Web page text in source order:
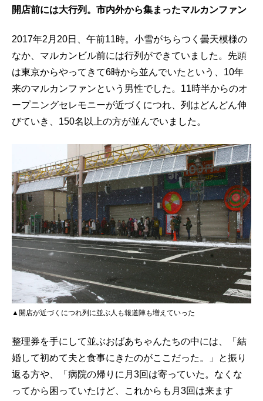
開店前には大行列。市内外から集まったマルカンファン
2017年2月20日、午前11時。小雪がちらつく曇天模様の
なか、マルカンビル前には行列ができていました。先頭
は東京からやってきて6時から並んでいたという、10年
来のマルカンファンという男性でした。11時半からのオ
ープニングセレモニーが近づくにつれ、列はどんどん伸
びていき、150名以上の方が並んでいました。
▲開店が近づくにつれ列に並ぶ人も報道陣も増えていった
整理券を手にして並ぶおばあちゃんたちの中には、「結
婚して初めて夫と食事にきたのがここだった。」と振り
返る方や、「病院の帰りに月3回は寄っていた。なくな
ってから困っていたけど、これからも月3回は来ます